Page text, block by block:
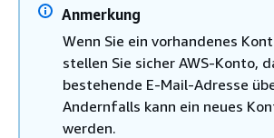
Anmerkung
Wenn Sie ein vorhandenes
stellen Sie sicher AWS-Konto,
bestehende E-Mail-Adresse
Andernfalls kann ein neues
werden.